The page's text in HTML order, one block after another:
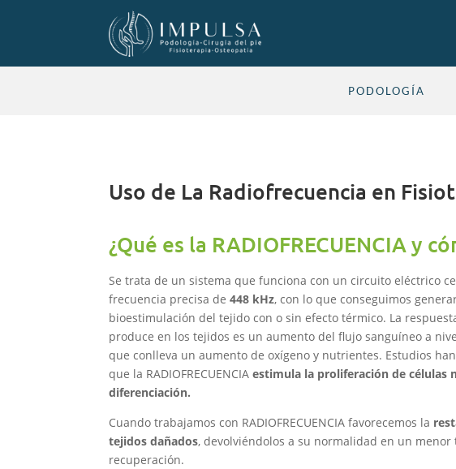
PODOLOGÍA
Uso de La Radiofrecuencia en
¿Qué es la RADIOFRECUENCIA y
Se trata de un sistema que funciona con un circuito eléctrico
frecuencia precisa de448 kHz, con lo que conseguimos
bioestimulación del tejido con o sin efecto térmico. La
produce en los tejidos es un aumento del flujo sanguíneo a
que conlleva un aumento de oxígeno y nutrientes. Estudios
que la RADIOFRECUENCIAestimula la proliferación de células
diferenciación.
Cuando trabajamos con RADIOFRECUENCIA favorecemos la
tejidos dañados, devolviéndolos a su normalidad en un menor
recuperación.